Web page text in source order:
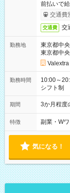
前払いで
交通費
交通費 交
勤務地
東京都中
東京都中
Valextra
勤務時間
10:00～20:00 実働7.5時間／休憩1.5時間 営業
シフト制
期間 3か月程度
特徴 副業・W
気になる！